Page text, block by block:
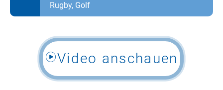
Rugby, Golf
Video anschauen